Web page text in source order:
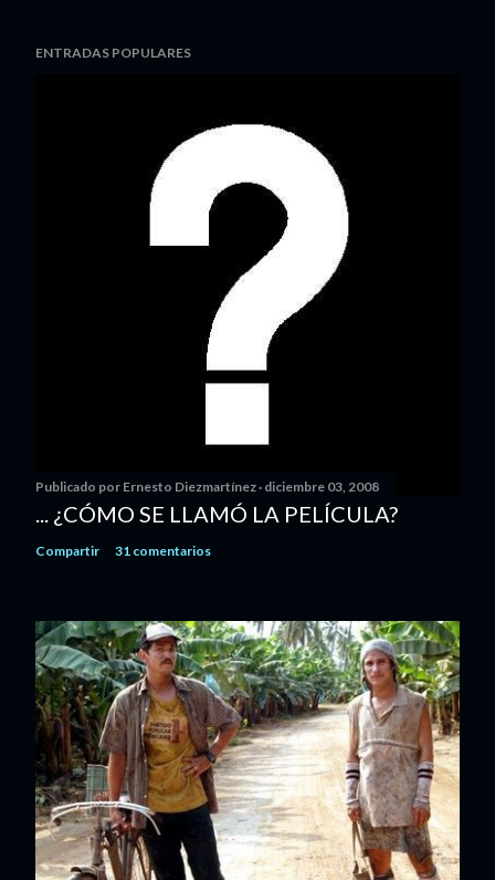
ENTRADAS POPULARES
Publicado por Ernesto Diezmartínez diciembre 03, 2008
... ¿CÓMO SE LLAMÓ LA PELÍCULA?
Compartir 31 comentarios